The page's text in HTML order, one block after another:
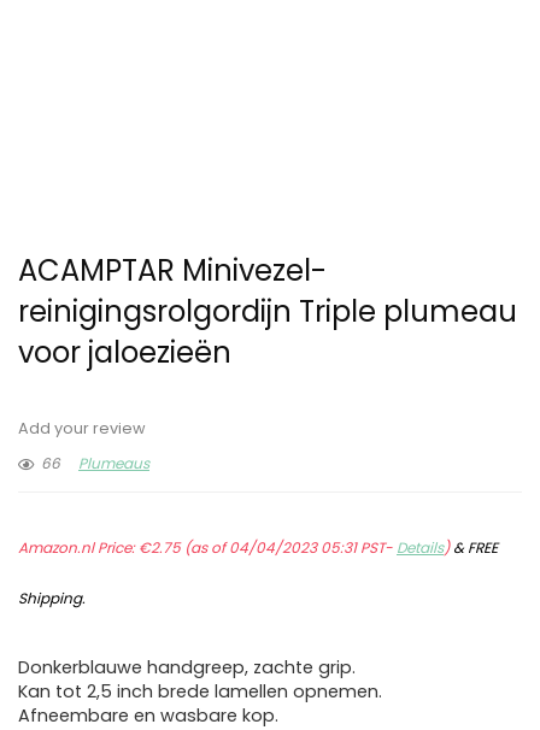
ACAMPTAR Minivezel-
reinigingsrolgordijn Triple plumeau
voor jaloezieën
Add your review
66
Plumeaus
Amazon.nl Price:€2.75(as of 04/04/2023 05:31 PST- Details)&FREE
Shipping.
Donkerblauwe handgreep, zachte grip.
Kan tot 2,5 inch brede lamellen opnemen.
Afneembare en wasbare kop.